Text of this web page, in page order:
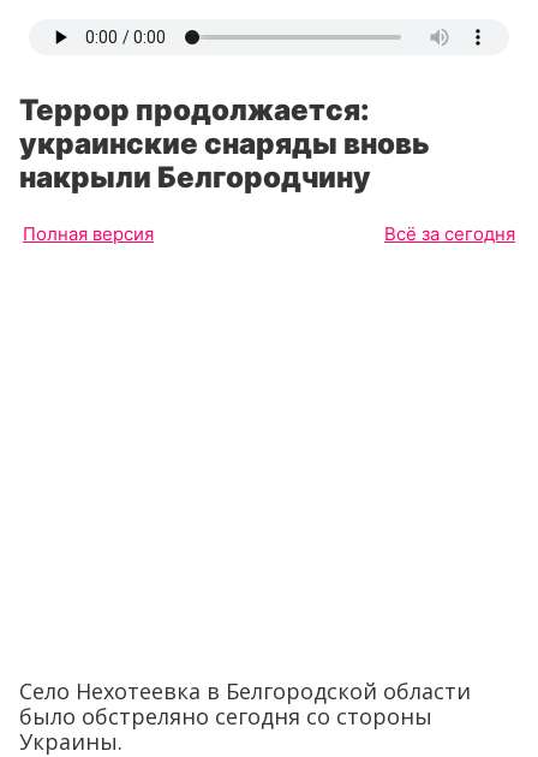
Террор продолжается:
украинские снаряды вновь
накрыли Белгородчину
Полная версия Всё за сегодня
Село Нехотеевка в Белгородской области
было обстреляно сегодня со стороны
Украины.